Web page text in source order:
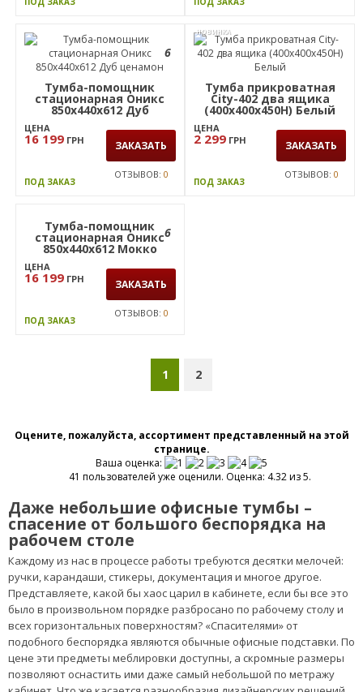
Тумба Rocky + 2 полки,
черный графит
ЦЕНА
19 815 ГРН ЗАКАЗАТЬ
ОТЗЫВОВ:0
Тумба Asti AS400
(400х400х460Н) Белый
ЦЕНА
2499 ГРН
2 399 ЗАКАЗАТЬ
ОТЗЫВОВ:0
Тумба-помощник
стационарная Оникс
ценамон
ЦЕНА
ЗАКАЗАТЬ
НОВИНКА
стационарная Оникс
16 199 ГРН ЗАКАЗАТЬ
ПОД ЗАКАЗ
ОТЗЫВОВ: 0
1 2
Оцените, пожалуйста, ассортимент представленный на этой
странице.
Ваша оценка:
41 пользователей уже оценили. Оценка: 4.32 из 5.
Даже небольшие офисные тумбы –
спасение от большого беспорядка на